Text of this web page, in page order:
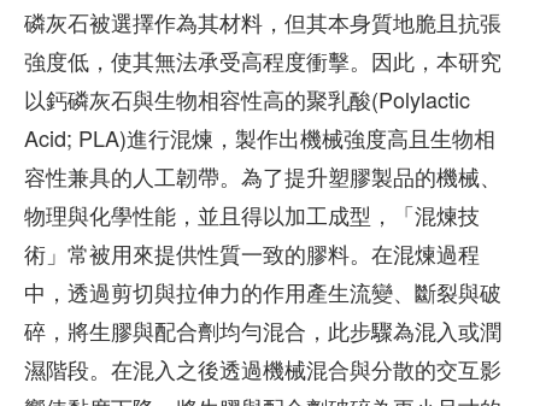
磷灰石被選擇作為其材料，但其本身質地脆且抗張
強度低，使其無法承受高程度衝擊。因此，本研究
以鈣磷灰石與生物相容性高的聚乳酸(Polylactic
Acid; PLA)進行混煉，製作出機械強度高且生物相
容性兼具的人工韌帶。為了提升塑膠製品的機械、
物理與化學性能，並且得以加工成型，「混煉技
術」常被用來提供性質一致的膠料。在混煉過程
中，透過剪切與拉伸力的作用產生流變、斷裂與破
碎，將生膠與配合劑均勻混合，此步驟為混入或潤
濕階段。在混入之後透過機械混合與分散的交互影